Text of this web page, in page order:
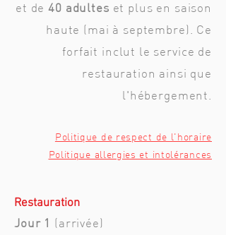
et de40 adultes et plus en saison
haute (mai à septembre). Ce
forfait inclut le service de
restauration ainsi que
l'hébergement.
Politique de respect de l'horaire
Politique allergies et intolérances
Restauration
Jour 1 (arrivée)